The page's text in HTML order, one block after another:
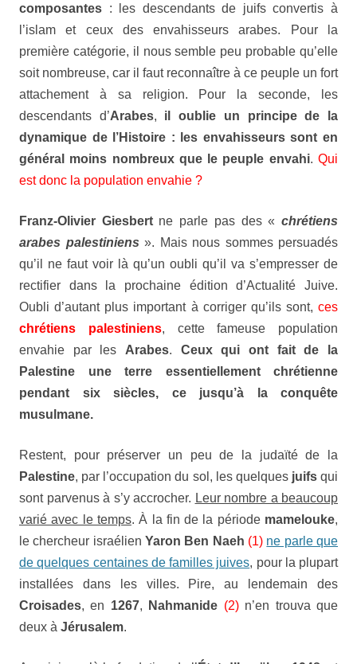
composantes : les descendants de juifs convertis à
l’islam et ceux des envahisseurs arabes. Pour la
première catégorie, il nous semble peu probable qu’elle
soit nombreuse, car il faut reconnaître à ce peuple un fort
attachement à sa religion. Pour la seconde, les
descendants d’Arabes, il oublie un principe de la
dynamique de l’Histoire : les envahisseurs sont en
général moins nombreux que le peuple envahi.Qui
est donc la population envahie ?
Franz-Olivier Giesbertne parle pas des «chrétiens
arabes palestiniens ». Mais nous sommes persuadés
qu’il ne faut voir là qu’un oubli qu’il va s’empresser de
rectifier dans la prochaine édition d’Actualité Juive.
Oubli d’autant plus important à corriger qu’ils sont, ces
chrétiens palestiniens, cette fameuse population
envahie par les Arabes. Ceux qui ont fait de la
Palestine une terre essentiellement chrétienne
pendant six siècles, ce jusqu’à la conquête
musulmane.
Restent, pour préserver un peu de la judaïté de la
Palestine, par l’occupation du sol, les quelques juifsqui
sont parvenus à s’y accrocher. Leur nombre a beaucoup
varié avec le temps. À la fin de la période mamelouke,
le chercheur israélien Yaron Ben Naeh (1) ne parle que
de quelques centaines de familles juives, pour la plupart
installées dans les villes. Pire, au lendemain des
Croisades, en 1267, Nahmanide (2)n’en trouva que
deux à Jérusalem.